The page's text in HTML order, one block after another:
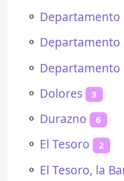
⚬ Departamento
⚬ Departamento
⚬ Departamento
⚬ Dolores 3
⚬ Durazno 6
⚬ El Tesoro 2
⚬ El Tesoro, la